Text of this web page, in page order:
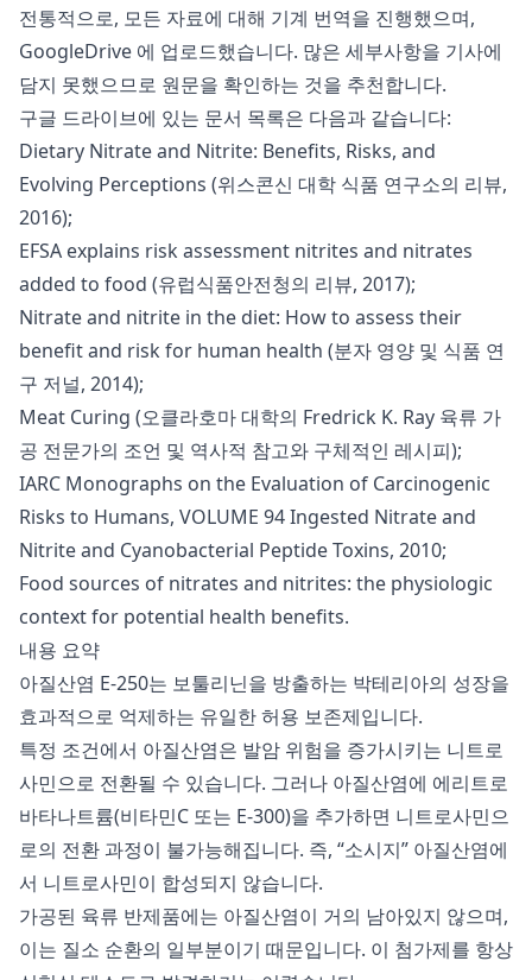
전통적으로, 모든 자료에 대해 기계 번역을 진행했으며,
GoogleDrive 에 업로드했습니다. 많은 세부사항을 기사에
담지 못했으므로 원문을 확인하는 것을 추천합니다.
구글 드라이브에 있는 문서 목록은 다음과 같습니다:
Dietary Nitrate and Nitrite: Benefits, Risks, and
Evolving Perceptions (위스콘신 대학 식품 연구소의 리뷰,
2016);
EFSA explains risk assessment nitrites and nitrates
added to food (유럽식품안전청의 리뷰, 2017);
Nitrate and nitrite in the diet: How to assess their
benefit and risk for human health (분자 영양 및 식품 연
구 저널, 2014);
Meat Curing (오클라호마 대학의 Fredrick K. Ray 육류 가
공 전문가의 조언 및 역사적 참고와 구체적인 레시피);
IARC Monographs on the Evaluation of Carcinogenic
Risks to Humans, VOLUME 94 Ingested Nitrate and
Nitrite and Cyanobacterial Peptide Toxins, 2010;
Food sources of nitrates and nitrites: the physiologic
context for potential health benefits.
내용 요약
아질산염 E-250는 보툴리닌을 방출하는 박테리아의 성장을
효과적으로 억제하는 유일한 허용 보존제입니다.
특정 조건에서 아질산염은 발암 위험을 증가시키는 니트로
사민으로 전환될 수 있습니다. 그러나 아질산염에 에리트로
바타나트륨(비타민C 또는 E-300)을 추가하면 니트로사민으
로의 전환 과정이 불가능해집니다. 즉, “소시지” 아질산염에
서 니트로사민이 합성되지 않습니다.
가공된 육류 반제품에는 아질산염이 거의 남아있지 않으며,
이는 질소 순환의 일부분이기 때문입니다. 이 첨가제를 항상